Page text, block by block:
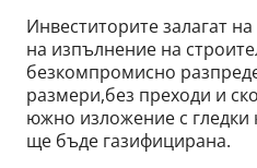
Инвеститорите залагат
на изпълнение на
безкомпромисно
размери,без преходи и
южно изложение с
ще бъде газифицирана.